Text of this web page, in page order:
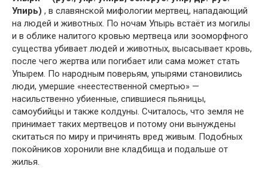
Упирь) , в славянской мифологии мертвец, нападающий
на людей и животных. По ночам Упырь встаёт из могилы
и в облике налитого кровью мертвеца или зооморфного
существа убивает людей и животных, высасывает кровь,
после чего жертва или погибает или сама может стать
Упырем. По народным поверьям, упырями становились
люди, умершие «неестественной смертью» —
насильственно убиенные, спившиеся пьяницы,
самоубийцы и также колдуны. Считалось, что земля не
принимает таких мертвецов и потому они вынуждены
скитаться по миру и причинять вред живым. Подобных
покойников хоронили вне кладбища и подальше от
жилья.